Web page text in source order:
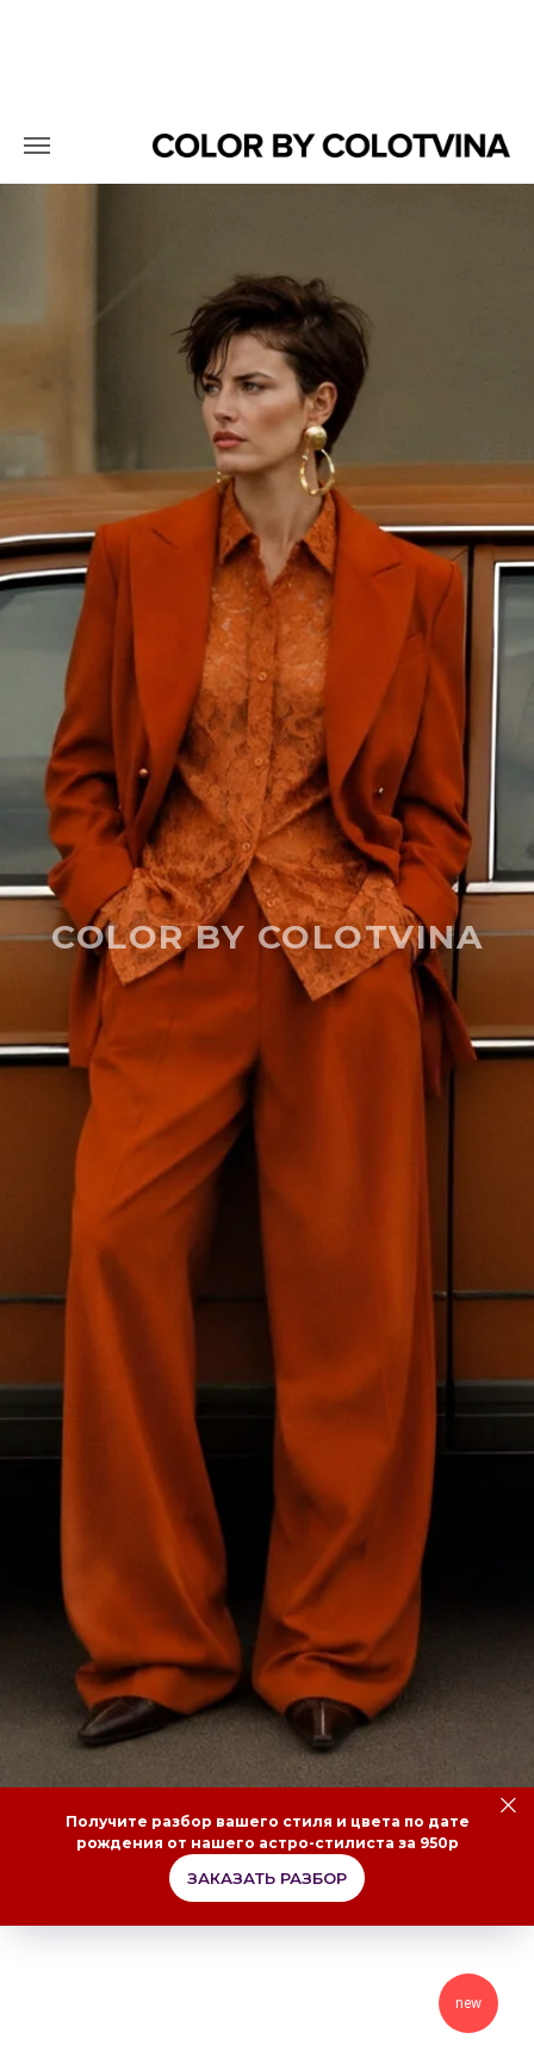
COLOR BY COLOTVINA
ЦЕНЫ ТАЮТ
Получите разбор вашего стиля и цвета по дате
рождения от нашего астро-стилиста за 950р
ЗАКАЗАТЬ РАЗБОР
new